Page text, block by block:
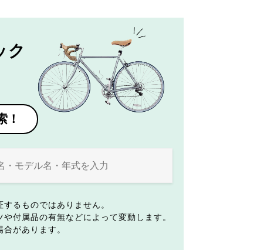
ク
！
るものではありません。
付属品の有無などによって変動します。
があります。